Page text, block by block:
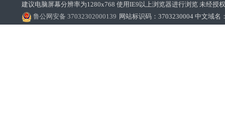
建议电脑屏幕分辨率为1280x768 使用IE9以上浏览器进行浏览 未经授
鲁公网安备 37032302000139 网站标识码：3703230004 中文域名